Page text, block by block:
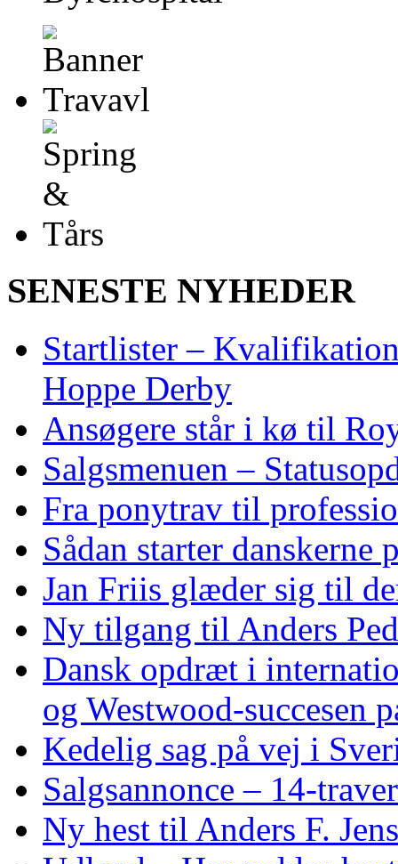
SENESTE NYHEDER
Startlister –
Hoppe Derby
Ansøgere står i kø til
Salgsmenuen –
Fra ponytrav til
Sådan starter danskerne
Jan Friis glæder sig til
Ny tilgang til Anders
Dansk opdræt i
og Westwood‑succesen
Kedelig sag på vej i
Salgsannonce –
Ny hest til Anders F.